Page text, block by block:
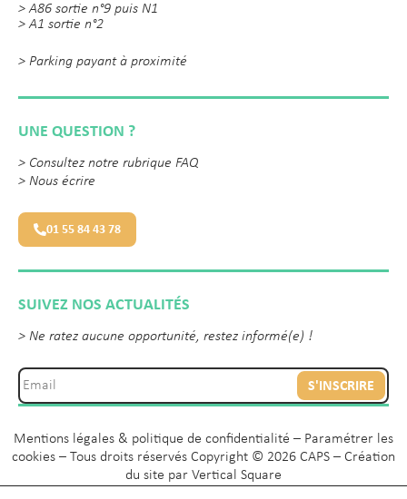
> A86 sortie n°9 puis N1
> A1 sortie n°2
> Parking payant à proximité
UNE QUESTION ?
> Consultez notre rubrique FAQ
> Nous écrire
01 55 84 43 78
SUIVEZ NOS ACTUALITÉS
> Ne ratez aucune opportunité, restez informé(e) !
S'INSCRIRE
Mentions légales & politique de confidentialité – Paramétrer les
cookies – Tous droits réservés Copyright © 2026 CAPS – Création
du site par Vertical Square